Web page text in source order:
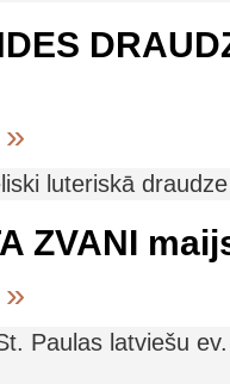
luteriskā
ZVANI
Paulas latviešu